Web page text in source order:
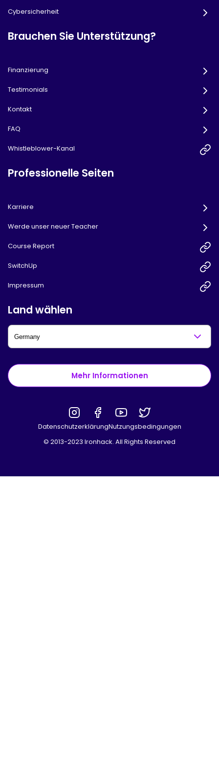
Cybersicherheit
Brauchen Sie Unterstützung?
Finanzierung
Testimonials
Kontakt
FAQ
Whistleblower-Kanal
Professionelle Seiten
Karriere
Werde unser neuer Teacher
Course Report
SwitchUp
Impressum
Land wählen
Mehr Informationen
DatenschutzerklärungNutzungsbedingungen
© 2013-2023 Ironhack. All Rights Reserved